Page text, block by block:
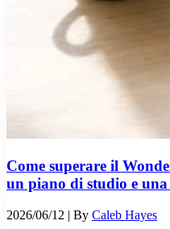
Come superare il
un piano di studio e
2026/06/12 | By Caleb Hayes